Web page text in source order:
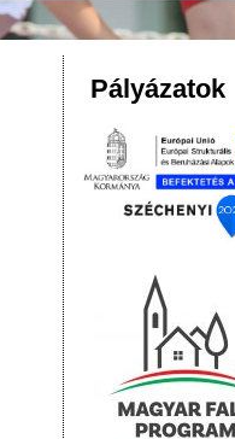
Pályázatok